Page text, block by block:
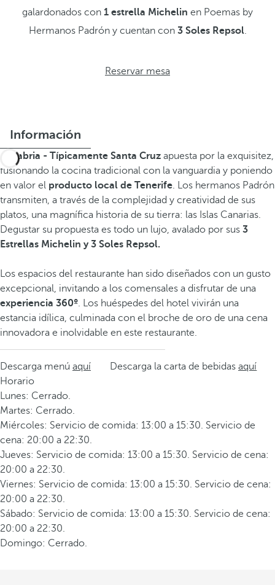
galardonados con 1 estrella Michelin en Poemas by
Hermanos Padrón y cuentan con 3 Soles Repsol.
Reservar mesa
Información
Sanabria - Típicamente Santa Cruz apuesta por la exquisitez,
fusionando la cocina tradicional con la vanguardia y poniendo
en valor el producto local de Tenerife. Los hermanos Padrón
transmiten, a través de la complejidad y creatividad de sus
platos, una magnífica historia de su tierra: las Islas Canarias.
Degustar su propuesta es todo un lujo, avalado por sus 3
Estrellas Michelin y 3 Soles Repsol.
Los espacios del restaurante han sido diseñados con un gusto
excepcional, invitando a los comensales a disfrutar de una
experiencia 360º. Los huéspedes del hotel vivirán una
estancia idílica, culminada con el broche de oro de una cena
innovadora e inolvidable en este restaurante.
Descarga menú aquí Descarga la carta de bebidasaquí
Horario
Lunes: Cerrado.
Martes: Cerrado.
Miércoles: Servicio de comida: 13:00 a 15:30. Servicio de
cena: 20:00 a 22:30.
Jueves: Servicio de comida: 13:00 a 15:30. Servicio de cena:
20:00 a 22:30.
Viernes: Servicio de comida: 13:00 a 15:30. Servicio de cena:
20:00 a 22:30.
Sábado: Servicio de comida: 13:00 a 15:30. Servicio de cena:
20:00 a 22:30.
Domingo: Cerrado.